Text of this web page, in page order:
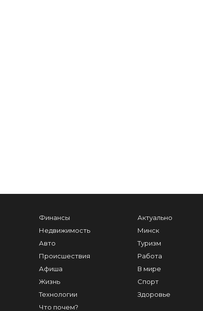
Финансы
Недвижимость
Авто
Происшествия
Афиша
Жизнь
Технологии
Что почем?
Актуально
Минск
Туризм
Работа
В мире
Спорт
Здоровье